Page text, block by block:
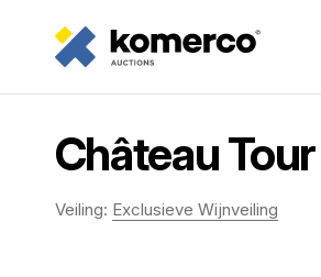
Château
Veiling: Exclusieve Wijnveiling